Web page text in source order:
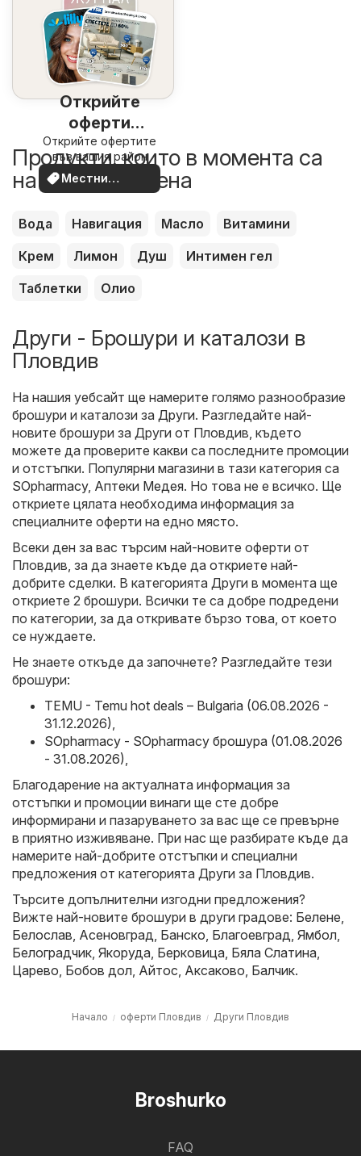
Открийте
оферти
наблизо
Открийте офертите
във вашия район
Местни
оферти
Продукти, които в момента са
на по-добра цена
Вода Навигация Масло
Витамини
Крем
Лимон Душ
Интимен гел
Таблетки
Олио
Други - Брошури и каталози в
Пловдив
На нашия уебсайт ще намерите голямо разнообразие
брошури и каталози за Други. Разгледайте най-
новите брошури за Други от Пловдив, където
можете да проверите какви са последните промоции
и отстъпки. Популярни магазини в тази категория са
SOpharmacy, Аптеки Медея. Но това не е всичко. Ще
откриете цялата необходима информация за
специалните оферти на едно място.
Всеки ден за вас търсим най-новите оферти от
Пловдив, за да знаете къде да откриете най-
добрите сделки. В категорията Други в момента ще
откриете 2 брошури. Всички те са добре подредени
по категории, за да откривате бързо това, от което
се нуждаете.
Не знаете откъде да започнете? Разгледайте тези
брошури:
TEMU - Temu hot deals – Bulgaria (06.08.2026 -
31.12.2026)
SOpharmacy - SOpharmacy брошура (01.08.2026
- 31.08.2026)
Благодарение на актуалната информация за
отстъпки и промоции винаги ще сте добре
информирани и пазаруването за вас ще се превърне
в приятно изживяване. При нас ще разбирате къде да
намерите най-добрите отстъпки и специални
предложения от категорията Други за Пловдив.
Търсите допълнителни изгодни предложения?
Вижте най-новите брошури в други градове: Белене
Белослав Асеновград Банско Благоевград Ямбол
Белоградчик Якоруда Берковица Бяла Слатина
Царево Бобов дол Айтос Аксаково Балчик.
Начало оферти Пловдив Други Пловдив
Broshurko
FAQ